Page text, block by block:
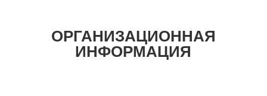
ОРГАНИЗАЦИОННАЯ
ИНФОРМАЦИЯ